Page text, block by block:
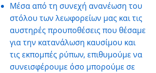
Μέσα από τη συνεχή ανανέωση του
στόλου των λεωφορείων μας και τις
αυστηρές προυποθέσεις που θέσαμε
για την κατανάλωση καυσίμου και
τις εκπομπές ρύπων, επιθυμούμε να
συνεισφέρουμε όσο μπορούμε σε